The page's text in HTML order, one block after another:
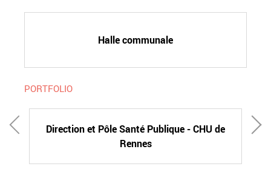
Halle communale
PORTFOLIO
Direction et Pôle Santé Publique - CHU de
Rennes